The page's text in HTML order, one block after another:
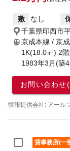
敷 なし
千葉県印西市
京成本線 / 京
1K(18.0㎡) 2
1983年3月(築
お問い合わせ
情報提供会社: アー
貸事務所(一